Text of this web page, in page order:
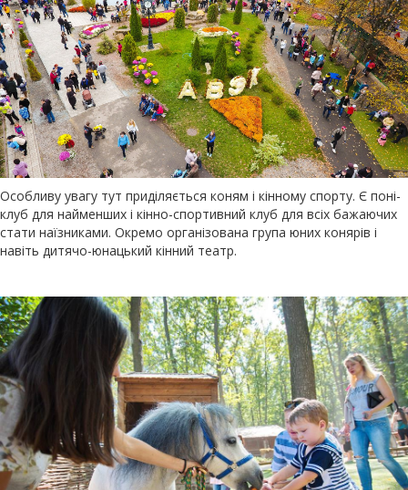
Особливу увагу тут приділяється коням і кінному спорту. Є поні-
клуб для найменших і кінно-спортивний клуб для всіх бажаючих
стати наїзниками. Окремо організована група юних конярів і
навіть дитячо-юнацький кінний театр.